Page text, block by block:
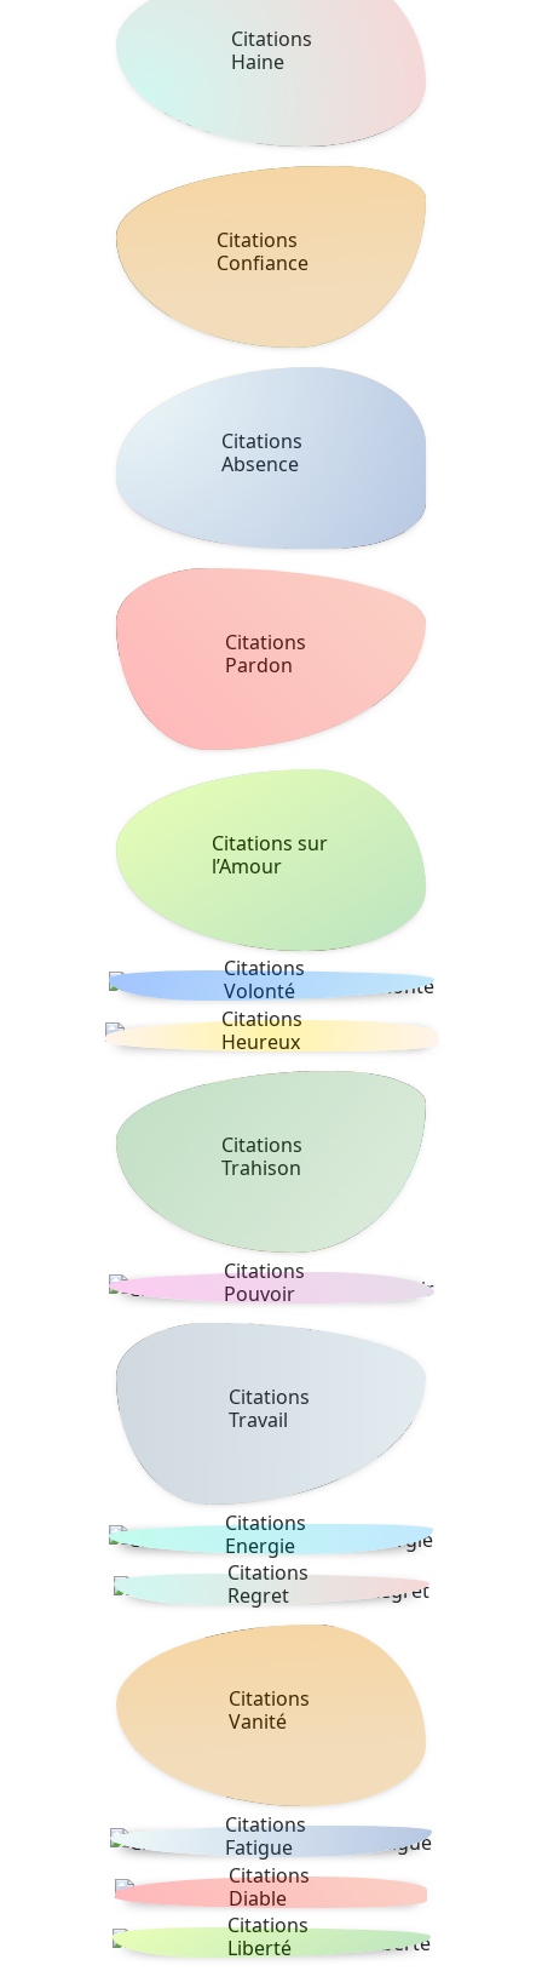
Citations
Haine
Citations
Confiance
Citations
Absence
Citations
Pardon
Citations sur
l’Amour
Citations
Volonté
Citations
Heureux
Citations
Trahison
Citations
Pouvoir
Citations
Travail
Citations
Energie
Citations
Regret
Citations
Vanité
Citations
Fatigue
Citations
Diable
Citations
Liberté